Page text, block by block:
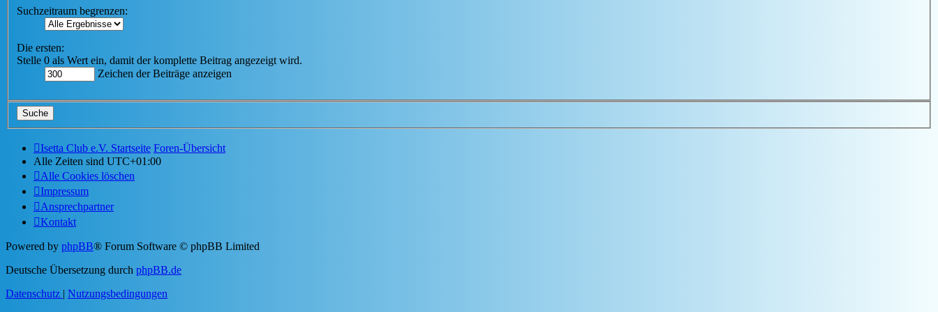
Suchzeitraum begrenzen:
Die ersten:
Stelle 0 als Wert ein, damit der komplette Beitrag angezeigt wird.
Zeichen der Beiträge anzeigen
Isetta Club e.V. Startseite Foren-Übersicht
Alle Zeiten sind UTC+01:00
Alle Cookies löschen
Impressum
Ansprechpartner
Kontakt
Powered by phpBB® Forum Software © phpBB Limited
Deutsche Übersetzung durch phpBB.de
Datenschutz | Nutzungsbedingungen